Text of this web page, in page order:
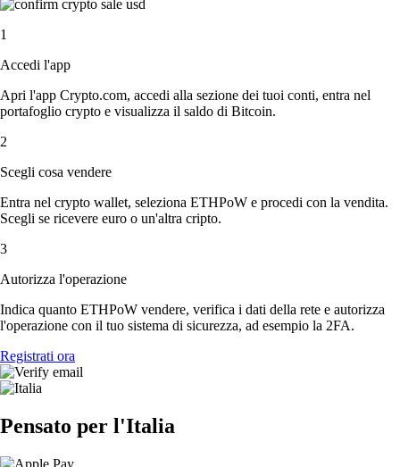
1
Accedi l'app
Apri l'app Crypto.com, accedi alla sezione dei tuoi conti, entra nel
portafoglio crypto e visualizza il saldo di Bitcoin.
2
Scegli cosa vendere
Entra nel crypto wallet, seleziona ETHPoW e procedi con la vendita.
Scegli se ricevere euro o un'altra cripto.
3
Autorizza l'operazione
Indica quanto ETHPoW vendere, verifica i dati della rete e autorizza
l'operazione con il tuo sistema di sicurezza, ad esempio la 2FA.
Registrati ora
Pensato per l'Italia